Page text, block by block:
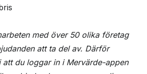
med över 50 olika företag
att ta del av. Därför
att du loggar in i Mervärde-appen